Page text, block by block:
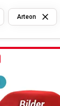
Arteon